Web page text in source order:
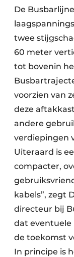
De
twee
60 meter
tot bovenin
voorzien van
deze
andere
verdiepingen
Uiteraard is
compacter,
kabels”, zegt
directeur bij
dat eventuele
de toekomst
In principe is